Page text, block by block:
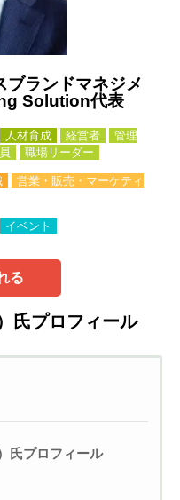
ブランドマネジメ
Solution代表
人材育成 経営者
管理
職場リーダー
営業・販売・マーケティ
イベント
る
氏プロフィール
氏プロフィール